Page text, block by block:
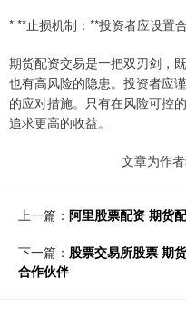
* **止损机制：**投资者应设置
期货配资交易是一把双刃剑，
也有高风险的隐患。投资者应
的应对措施。只有在风险可控
追求更高的收益。
文章为作
上一篇： 阿里股票配资 期货
下一篇： 股票交易所股票 期
合作伙伴